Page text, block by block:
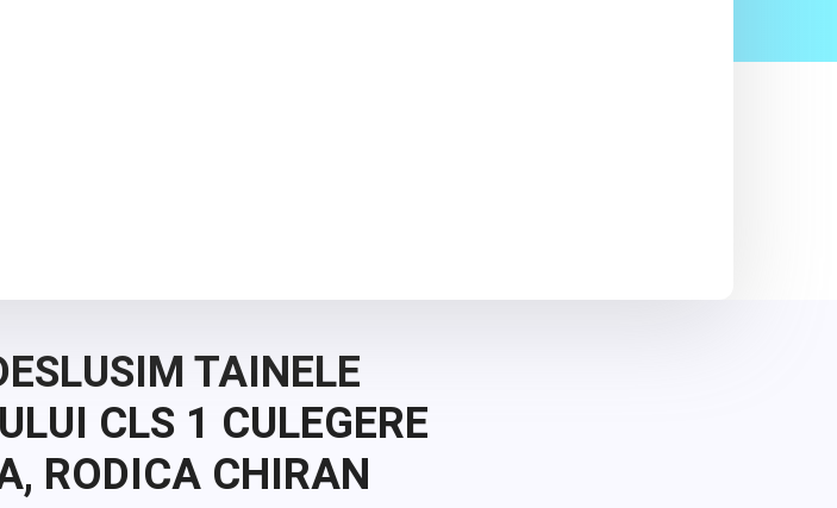
TAINELE
CLS 1 CULEGERE
RODICA CHIRAN